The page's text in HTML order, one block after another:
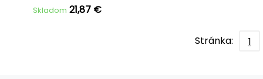
Skladom 21,87 €
Stránka: 1